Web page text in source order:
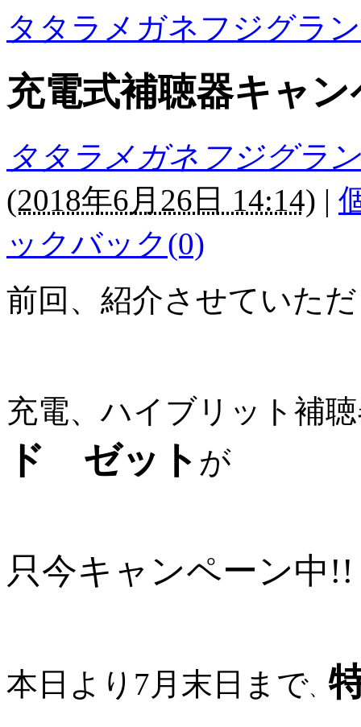
タタラメガネフジグラ
充電式補聴器キャ
タタラメガネフジグラ
(2018年6月26日 14:14) |
ックバック(0)
前回、紹介させていた
充電、ハイブリット補
ド ゼット が
只今キャンペーン
本日より7月末日まで、